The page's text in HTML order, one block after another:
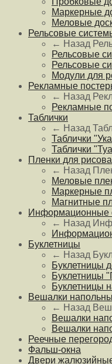
Маркерные
Меловые
Рельсовые
← Назад
Рельсовые
Рельсовые
Модули для
Рекламные
← Назад
Рекламные
Таблички
← Назад
Таблички
Таблички
Пленки для
← Назад
Меловые
Маркерные
Магнитные
Информационные
← Назад
Буклетницы
← Назад
Буклетницы
Буклетницы
Буклетницы
Вешалки
← Назад
Вешалки
Вешалки
Реечные
Фальш-окна
Двери